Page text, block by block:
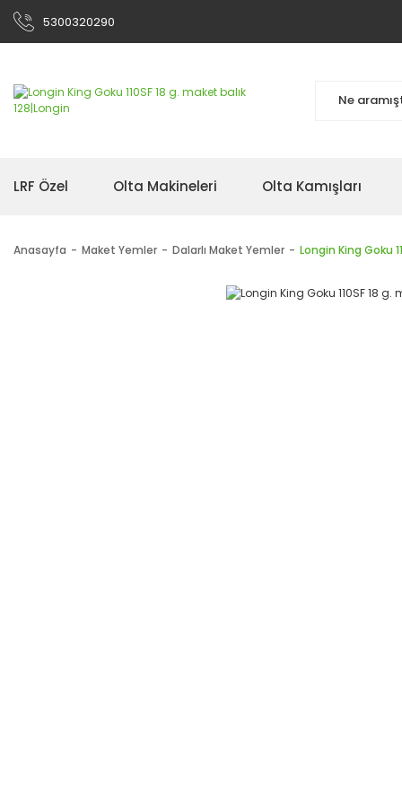
5300320290
LRF Özel Olta Makineleri Olta Kamışları
Anasayfa Maket Yemler Dalarlı Maket Yemler Longin King Goku